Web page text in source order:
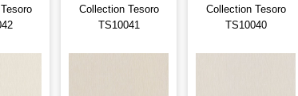
Collection Tesoro
TS10041
Collection Tesoro
TS10040